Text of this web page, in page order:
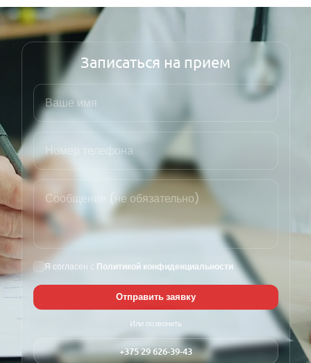
О нас Записаться на прием
Я согласен с Политикой конфиденциальности
Отправить заявку
Или позвонить
+375 29 626-39-43